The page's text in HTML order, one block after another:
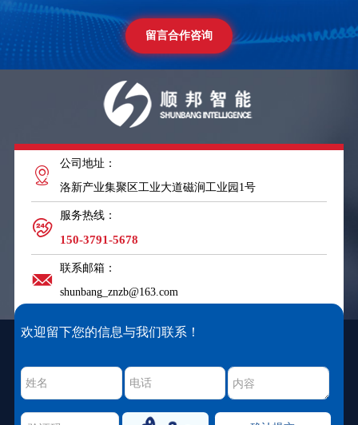
01
了解客户
需求
02
工艺流程
04
留言合作咨询
公司地址：
洛新产业集聚区工业大道磁涧工业园1号
服务热线：
150-3791-5678
联系邮箱：
shunbang_znzb@163.com
欢迎留下您的信息与我们联系！